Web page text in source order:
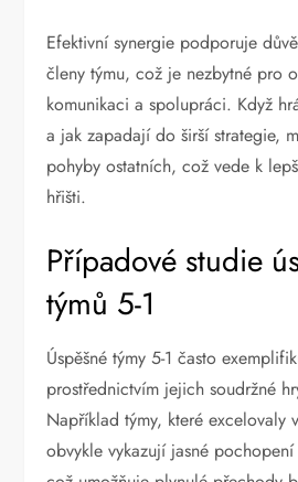
Efektivní synergie podporuje
členy týmu, což je nezbytné pro
komunikaci a spolupráci. Když
a jak zapadají do širší strategie,
pohyby ostatních, což vede k
hřišti.
Případové studie
týmů 5-1
Úspěšné týmy 5-1 často
prostřednictvím jejich soudržné
Například týmy, které excelovaly
obvykle vykazují jasné